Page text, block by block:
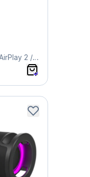
Bluetooth / Wi-Fi / Apple AirPlay 2 / IP67